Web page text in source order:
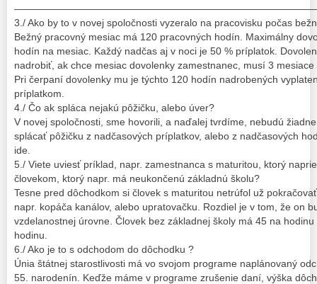
3./ Ako by to v novej spoločnosti vyzeralo na pracovisku počas
Bežný pracovný mesiac má 120 pracovných hodín. Maximálny
hodín na mesiac. Každý nadčas aj v noci je 50 % príplatok.
nadrobiť, ak chce mesiac dovolenky zamestnanec, musí 3
Pri čerpaní dovolenky mu je týchto 120 hodín nadrobených
príplatkom.
4./ Čo ak spláca nejakú pôžičku, alebo úver?
V novej spoločnosti, sme hovorili, a naďalej tvrdíme, nebudú
splácať pôžičku z nadčasových príplatkov, alebo z nadčasových
ide.
5./ Viete uviesť príklad, napr. zamestnanca s maturitou, ktorý
človekom, ktorý napr. má neukončenú základnú školu?
Tesne pred dôchodkom si človek s maturitou netrúfol už
napr. kopáča kanálov, alebo upratovačku. Rozdiel je v tom, že on
vzdelanostnej úrovne. Človek bez základnej školy má 45 na
hodinu.
6./ Ako je to s odchodom do dôchodku ?
Únia štátnej starostlivosti má vo svojom programe naplánovaný
55. narodenín. Keďže máme v programe zrušenie daní, výška